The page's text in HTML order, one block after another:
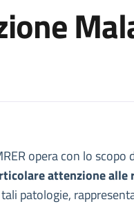
Reumatici Emilia
Malati Reumatici Emilia
opera con lo scopo
attenzione alle
patologie,